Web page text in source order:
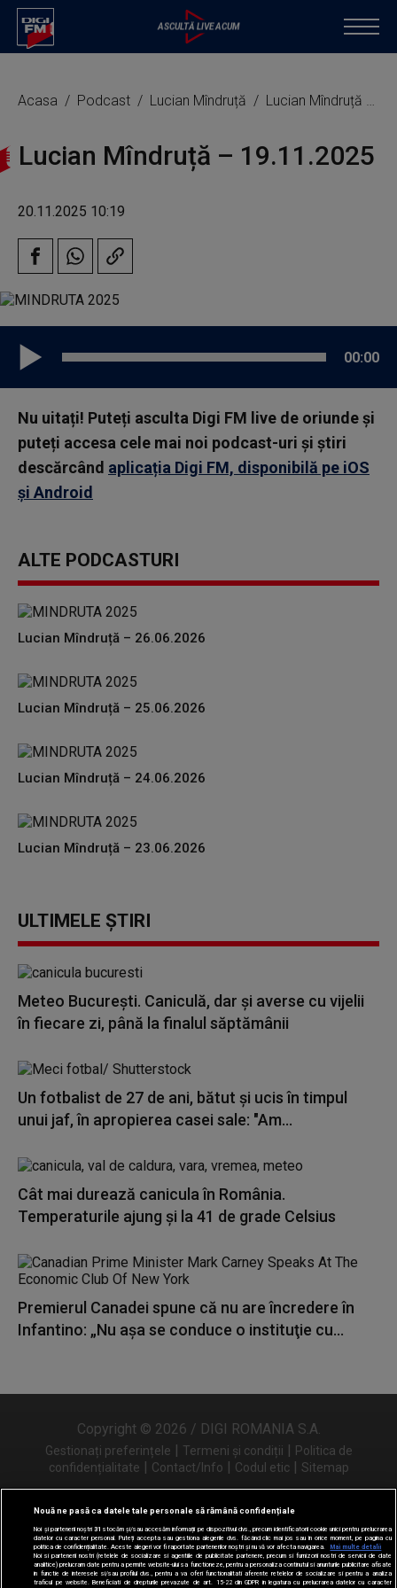
Acasa Podcast Lucian Mîndruță Lucian Mîndruță – 19.11.2025
Lucian Mîndruță – 19.11.2025
20.11.2025 10:19
00:00
Nu uitați! Puteți asculta Digi FM live de oriunde și
puteți accesa cele mai noi podcast-uri și știri
descărcând aplicația Digi FM, disponibilă pe iOS
și Android
ALTE PODCASTURI
Lucian Mîndruță – 26.06.2026
Lucian Mîndruță – 25.06.2026
Lucian Mîndruță – 24.06.2026
Lucian Mîndruță – 23.06.2026
ULTIMELE ȘTIRI
Meteo București. Caniculă, dar şi averse cu vijelii
în fiecare zi, până la finalul săptămânii
Un fotbalist de 27 de ani, bătut și ucis în timpul
unui jaf, în apropierea casei sale: "Am...
Cât mai durează canicula în România.
Temperaturile ajung și la 41 de grade Celsius
Premierul Canadei spune că nu are încredere în
Infantino: „Nu aşa se conduce o instituţie cu...
Copyright © 2026 / DIGI ROMANIA S.A.
Gestionați preferințele | Termeni și condiții | Politica de
confidențialitate | Contact/Info | Codul etic | Sitemap
Urmărește-ne și pe
Nouă ne pasă ca datele tale personale să rămână confidențiale
Noi și partenerii noștri31 stocăm și/sau accesăm informații pe dispozitivul dvs., precum identificatorii cookie unici pentru prelucrarea
datelor cu caracter personal. Puteți accepta sau gestiona alegerile dvs. făcând clic mai jos sau în orice moment, pe pagina cu
politica de confidențialitate. Aceste alegeri vor fi raportate partenerilor noștri și nu vă vor afecta navigarea.
Mai multe detalii
Noi si partenerii nostri (retelele de socializare si agentiile de publicitate partenere, precum si furnizorii nostri de servicii de date
analitice) prelucram date pentru a permite website-ului sa functioneze, pentru a personaliza continutul si anunturile publicitare afisate
in functie de interesele si/sau profilul dvs., pentru a va oferi functionalitati aferente retelelor de socializare si pentru a analiza
traficul pe website. Beneficiati de drepturile prevazute de art. 15-22 din GDPR in legatura cu prelucrarea datelor cu caracter